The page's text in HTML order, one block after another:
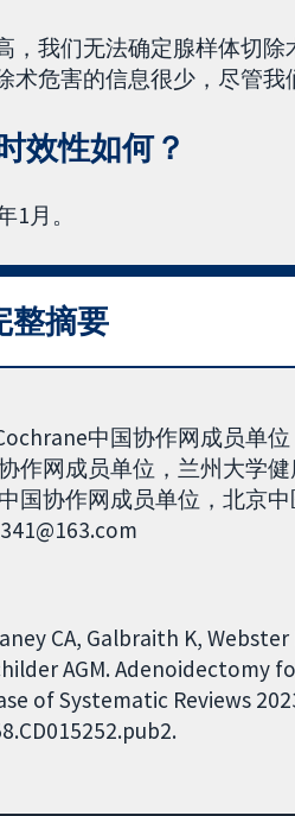
，我们无法确定腺样体切
术危害的信息很少，尽管我
效性如何？
1月。
整摘要
中国协作网成员单
协作网成员单位，兰州大学
国协作网成员单位，北京
CA, Galbraith K,
AGM.
of Systematic Reviews